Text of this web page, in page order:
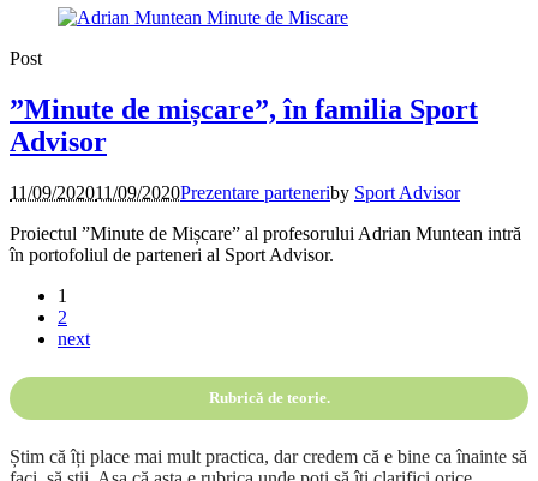
Post
”Minute de mișcare”, în familia Sport
Advisor
11/09/202011/09/2020Prezentare parteneriby Sport Advisor
Proiectul ”Minute de Mișcare” al profesorului Adrian Muntean intră
în portofoliul de parteneri al Sport Advisor.
1
2
next
Rubrică de teorie.
Știm că îți place mai mult practica, dar credem că e bine ca înainte să